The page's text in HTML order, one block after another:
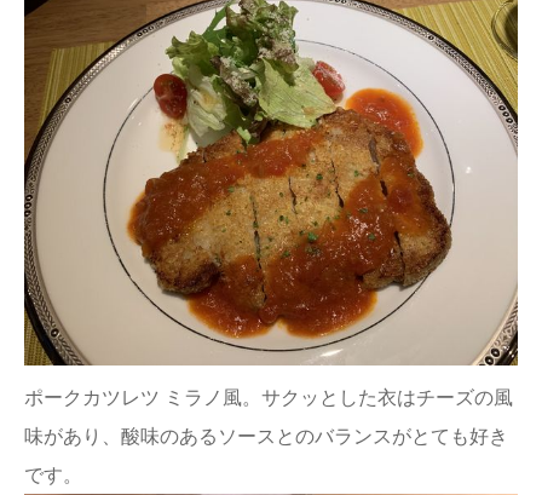
ポークカツレツ ミラノ風。サクッとした衣はチーズの風
味があり、酸味のあるソースとのバランスがとても好き
です。